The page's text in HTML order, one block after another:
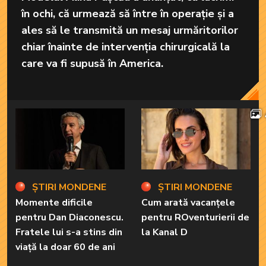
în ochi, că urmează să între în operație și a
ales să le transmită un mesaj urmăritorilor
chiar înainte de intervenția chirurgicală la
care va fi supusă în America.
ȘTIRI MONDENE
Momente dificile
pentru Dan Diaconescu.
Fratele lui s-a stins din
viață la doar 60 de ani
ȘTIRI MONDENE
Cum arată vacanțele
pentru ROventurierii de
la Kanal D